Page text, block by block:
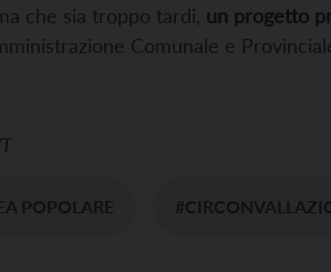
che sia troppo tardi, un progetto
Comunale e
POPOLARE